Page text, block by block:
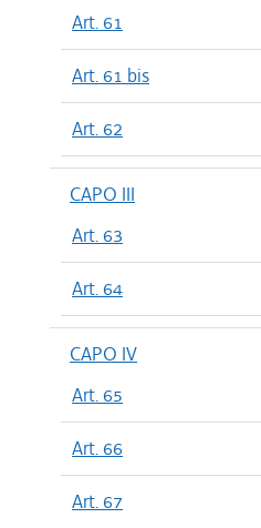
Art. 61
Art. 61 bis
Art. 62
CAPO III
Art. 63
Art. 64
CAPO IV
Art. 65
Art. 66
Art. 67